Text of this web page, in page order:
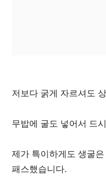
저보다 굵게 자르셔도
무밥에 굴도 넣어서 드
제가 특이하게도 생굴
패스했습니다.